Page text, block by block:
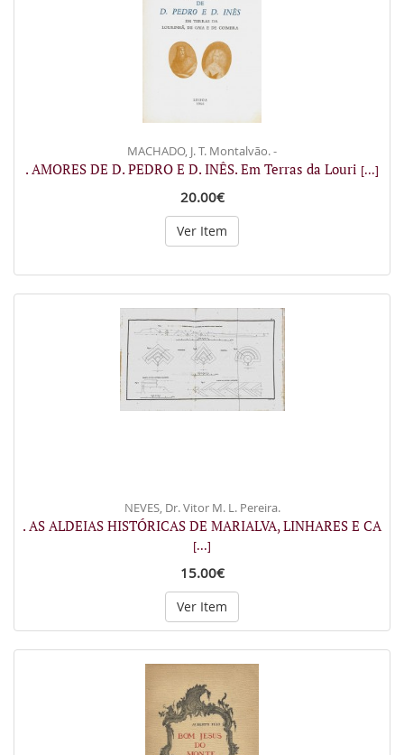
MACHADO, J. T. Montalvão. -
. AMORES DE D. PEDRO E D. INÊS. Em Terras da Louri [...]
20.00€
Ver Item
NEVES, Dr. Vitor M. L. Pereira.
. AS ALDEIAS HISTÓRICAS DE MARIALVA, LINHARES E CA
[...]
15.00€
Ver Item